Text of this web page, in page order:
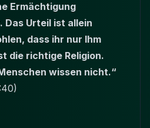
Ermächtigung
Das Urteil ist allein
dass ihr nur Ihm
die richtige Religion.
wissen nicht.“